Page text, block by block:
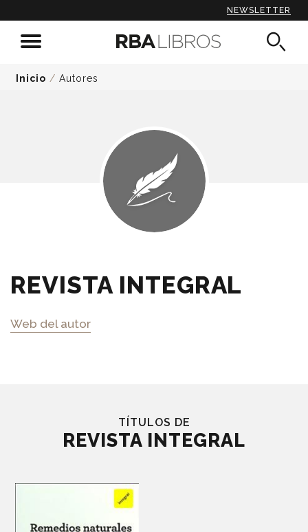
NEWSLETTER
Inicio / Autores
REVISTA INTEGRAL
Web del autor
TÍTULOS DE
REVISTA INTEGRAL